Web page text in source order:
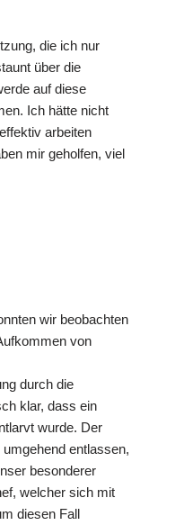
die ich nur
über die
auf diese
Ich hätte nicht
arbeiten
mir geholfen, viel
wir beobachten
von
durch die
klar, dass ein
wurde. Der
entlassen,
besonderer
welcher sich mit
diesen Fall